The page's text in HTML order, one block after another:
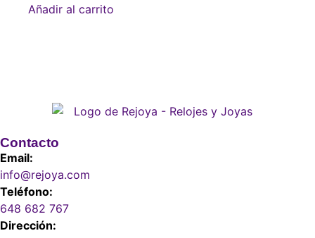
Añadir al carrito
Contacto
Email:
info@rejoya.com
Teléfono:
648 682 767
Dirección: